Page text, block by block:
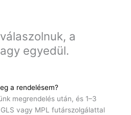
a
egyedül.
a rendelésem?
megrendelés után, és 1–3
vagy MPL futárszolgálattal